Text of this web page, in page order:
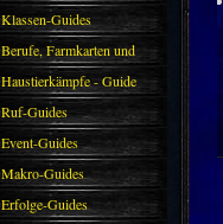
Klassen-Guides
Berufe, Farmkarten und
Haustiere
Haustierkämpfe - Guide
Ruf-Guides
Event-Guides
Makro-Guides
Erfolge-Guides